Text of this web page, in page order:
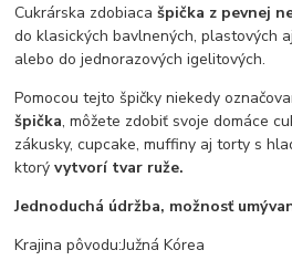
Cukrárska zdobiacašpička z pevnej
do klasických bavlnených, plastových
alebo do jednorazových igelitových.
Pomocou tejto špičky niekedy
špička, môžete zdobiť svoje domáce
zákusky, cupcake, muffiny aj torty s
ktorývytvorí tvar ruže.
Jednoduchá údržba, možnosť
Krajina pôvodu:Južná Kórea